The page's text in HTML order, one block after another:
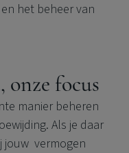
het beheer van
onze focus
manier beheren
Als je daar
jouw vermogen